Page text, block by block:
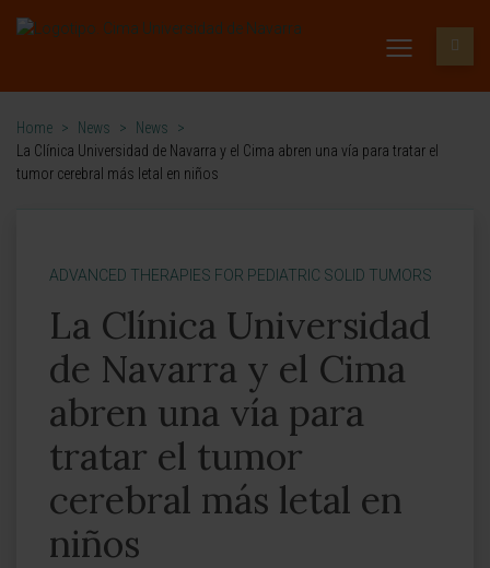
Home > News > News
>
La Clínica Universidad de Navarra y el Cima abren una vía para tratar el
tumor cerebral más letal en niños
ADVANCED THERAPIES FOR PEDIATRIC SOLID TUMORS
La Clínica Universidad
de Navarra y el Cima
abren una vía para
tratar el tumor
cerebral más letal en
niños